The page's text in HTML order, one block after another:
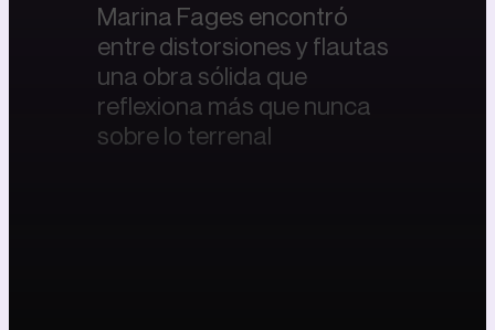
Marina Fages encontró
entre distorsiones y flautas
una obra sólida que
reflexiona más que nunca
sobre lo terrenal